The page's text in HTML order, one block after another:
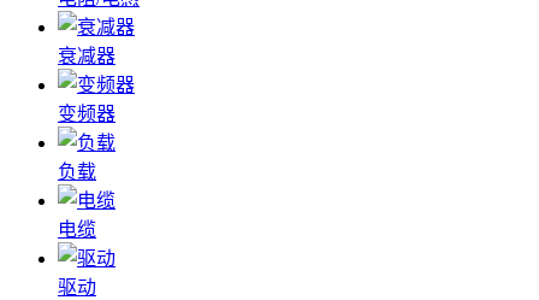
衰减器
变频器
负载
电缆
驱动